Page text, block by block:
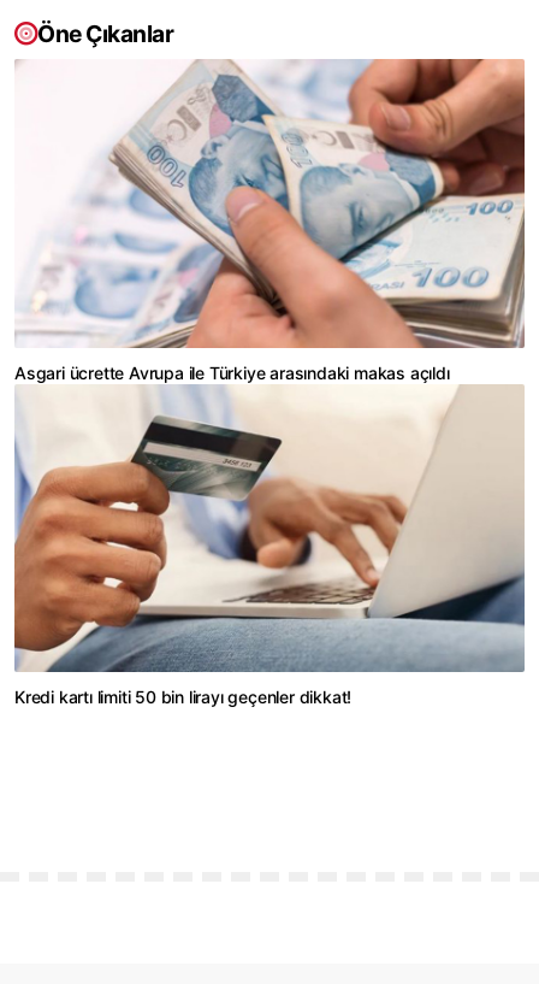
Öne Çıkanlar
Asgari ücrette Avrupa ile Türkiye arasındaki makas açıldı
Kredi kartı limiti 50 bin lirayı geçenler dikkat!